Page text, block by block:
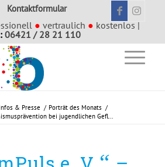
Kontaktformular
● vertraulich ● kostenlos |
06421 / 28 21 110
Infos & Presse / Porträt des Monats /
bei jugendlichen Gefl...